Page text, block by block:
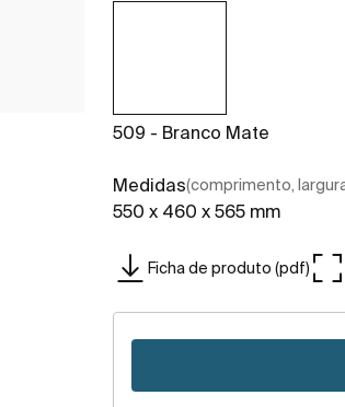
509 - Branco Mate
Medidas(comprimento,
550 x 460 x 565 mm
Ficha de produto (pdf)